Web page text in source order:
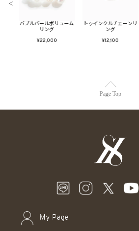
バブルパールボリューム
リング
¥22,000
トゥインクルチェーンリ
ング
¥12,100
＜
Page Top
My Page